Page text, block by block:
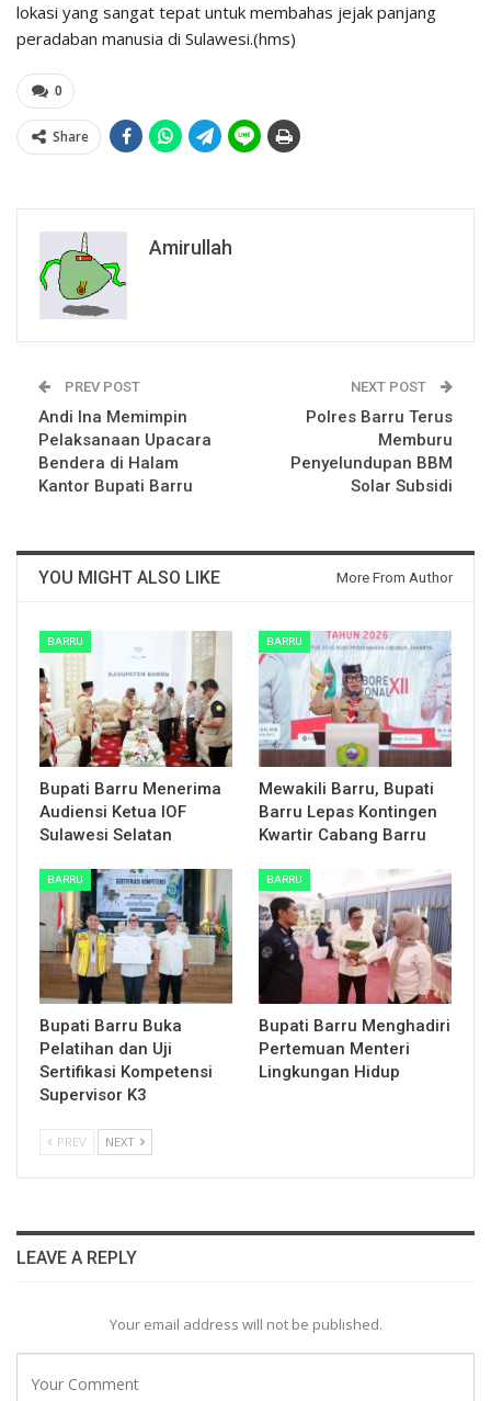
lokasi yang sangat tepat untuk membahas jejak panjang
peradaban manusia di Sulawesi.(hms)
0
Share
Amirullah
PREV POST
Andi Ina Memimpin
Pelaksanaan Upacara
Bendera di Halam
Kantor Bupati Barru
NEXT POST
Polres Barru Terus
Memburu
Penyelundupan BBM
Solar Subsidi
YOU MIGHT ALSO LIKE More From Author
BARRU
Bupati Barru Menerima
Audiensi Ketua IOF
Sulawesi Selatan
BARRU
Mewakili Barru, Bupati
Barru Lepas Kontingen
Kwartir Cabang Barru
BARRU
Bupati Barru Buka
Pelatihan dan Uji
Sertifikasi Kompetensi
Supervisor K3
BARRU
Bupati Barru Menghadiri
Pertemuan Menteri
Lingkungan Hidup
PREV NEXT
LEAVE A REPLY
Your email address will not be published.